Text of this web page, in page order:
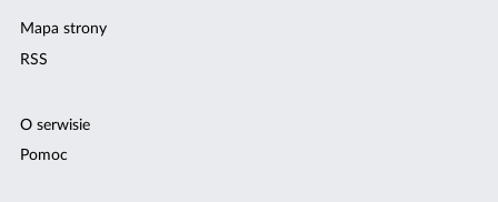
Mapa strony
RSS
O serwisie
Pomoc